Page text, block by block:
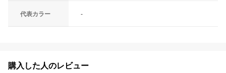
代表カラー -
購入した人のレビュー